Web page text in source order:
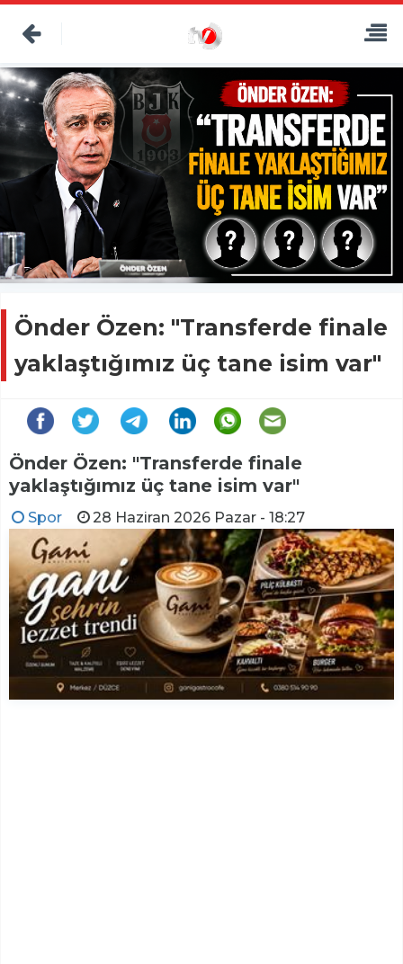
Önder Özen: "Transferde finale
yaklaştığımız üç tane isim var"
Önder Özen: "Transferde finale
yaklaştığımız üç tane isim var"
Spor 28 Haziran 2026 Pazar - 18:27